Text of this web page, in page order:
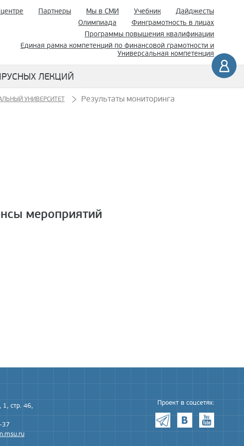
Партнеры Мы в СМИ Учебник
Дайджесты
Олимпиада
Финграмотность в лицах
Программы повышения квалификации
Единая рамка компетенций по финансовой грамотности и
Универсальная компетенция
ЛЕКЦИЙ
УНИВЕРСИТЕТ Результаты мониторинга
мероприятий
1, стр. 46,
37
Проект в соцсетях: